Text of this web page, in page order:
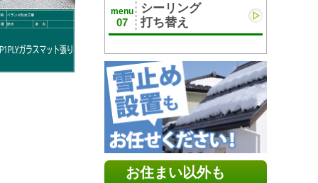
menu
07
シーリング
打ち替え
お住まい以外も